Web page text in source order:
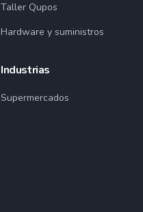
Taller Qupos
Hardware y suministros
Industrias
Supermercados